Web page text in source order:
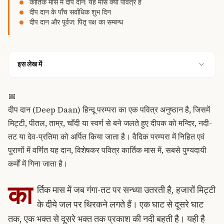
कार्तिक मास में दीप दान: यह मास क्यों पवित्र है
दीप दान के पाँच सर्वाधिक शुभ दिन
दीप दान और पूर्वज: पितृ पक्ष का सम्बन्ध
इस लेख में
📅
दीप दान (Deep Daan) हिन्दू परम्परा का एक पवित्र अनुष्ठान है, जिसमें
मिट्टी, पीतल, ताम्र, चाँदी या स्वर्ण से बने जलते हुए दीपक को मन्दिर, नदी-
तट या देव-प्रतिमा को अर्पित किया जाता है। वैदिक परम्परा में निहित एवं
पुराणों में वर्णित यह दान, विशेषकर पवित्र कार्तिक मास में, सबसे पुण्यदायी
कर्मों में गिना जाता है।
का र्तिक मास में जब गंगा-तट पर सन्ध्या उतरती है, हजारों मिट्टी
के दीये जल पर थिरकने लगते हैं। एक घाट से दूसरे घाट
तक, एक भक्त से दूसरे भक्त तक प्रकाश की नदी बहती है। यही है